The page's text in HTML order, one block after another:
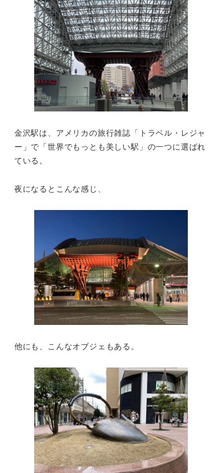
金沢駅は、アメリカの旅行雑誌「トラベル・レジャ
ー」で「世界でもっとも美しい駅」の一つに選ばれ
ている。
夜になるとこんな感じ、
他にも、こんなオブジェもある。